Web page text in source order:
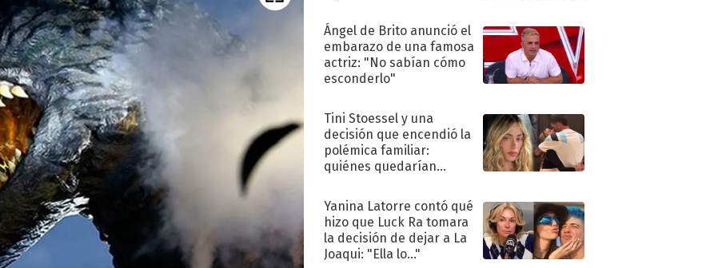
Ángel de Brito anunció el
embarazo de una famosa
actriz: "No sabían cómo
esconderlo"
Tini Stoessel y una
decisión que encendió la
polémica familiar:
quiénes quedarían
Yanina Latorre contó qué
hizo que Luck Ra tomara
la decisión de dejar a La
Joaqui: "Ella lo..."